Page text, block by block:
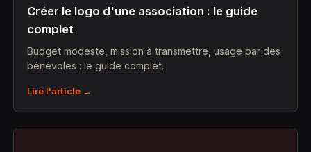
Créer le logo d'une association : le guide
complet
Budget modeste, mission à transmettre, usage par des
bénévoles : le guide complet.
Lire l'article →